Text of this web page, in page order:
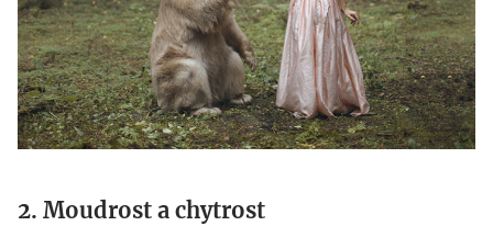
2. Moudrost a chytrost